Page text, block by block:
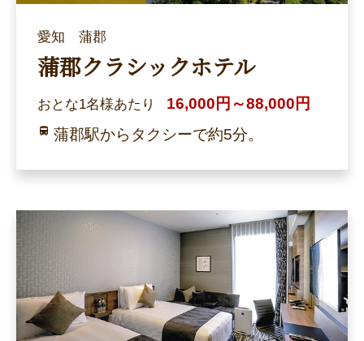
愛知 蒲郡
蒲郡クラシックホテル
おとな1名様あたり
16,000円～88,000円
蒲郡駅からタクシーで約5分。